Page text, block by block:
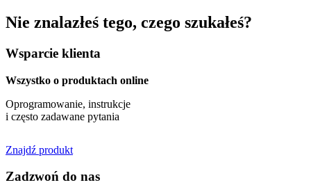
Nie znalazłeś tego, czego szukałeś?
Wsparcie klienta
Wszystko o produktach online
Oprogramowanie, instrukcje
i często zadawane pytania
Znajdź produkt
Zadzwoń do nas